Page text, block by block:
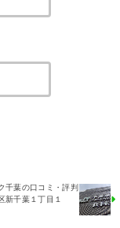
千葉の口コミ・評判
新千葉１丁目１